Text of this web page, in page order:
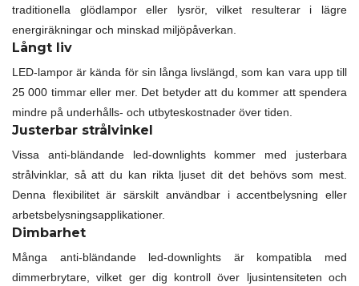
traditionella glödlampor eller lysrör, vilket resulterar i lägre
energiräkningar och minskad miljöpåverkan.
Långt liv
LED-lampor är kända för sin långa livslängd, som kan vara upp till
25 000 timmar eller mer. Det betyder att du kommer att spendera
mindre på underhålls- och utbyteskostnader över tiden.
Justerbar strålvinkel
Vissa anti-bländande led-downlights kommer med justerbara
strålvinklar, så att du kan rikta ljuset dit det behövs som mest.
Denna flexibilitet är särskilt användbar i accentbelysning eller
arbetsbelysningsapplikationer.
Dimbarhet
Många anti-bländande led-downlights är kompatibla med
dimmerbrytare, vilket ger dig kontroll över ljusintensiteten och